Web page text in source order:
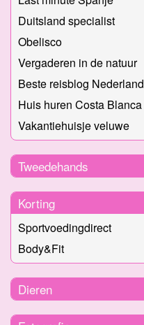
Duitsland specialist
Obelisco
Vergaderen in de natuur
Beste reisblog Nederland
Huis huren Costa Blanca
Vakantiehuisje veluwe
Tweedehands
Korting
Sportvoedingdirect
Body&Fit
Dieren